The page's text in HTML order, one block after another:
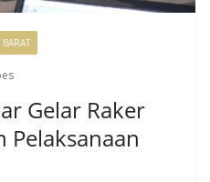
Gelar Raker
Pelaksanaan